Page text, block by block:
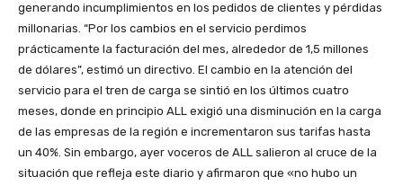
generando incumplimientos en los pedidos de clientes y pérdidas
millonarias. “Por los cambios en el servicio perdimos
prácticamente la facturación del mes, alrededor de 1,5 millones
de dólares”, estimó un directivo. El cambio en la atención del
servicio para el tren de carga se sintió en los últimos cuatro
meses, donde en principio ALL exigió una disminución en la carga
de las empresas de la región e incrementaron sus tarifas hasta
un 40%. Sin embargo, ayer voceros de ALL salieron al cruce de la
situación que refleja este diario y afirmaron que «no hubo un